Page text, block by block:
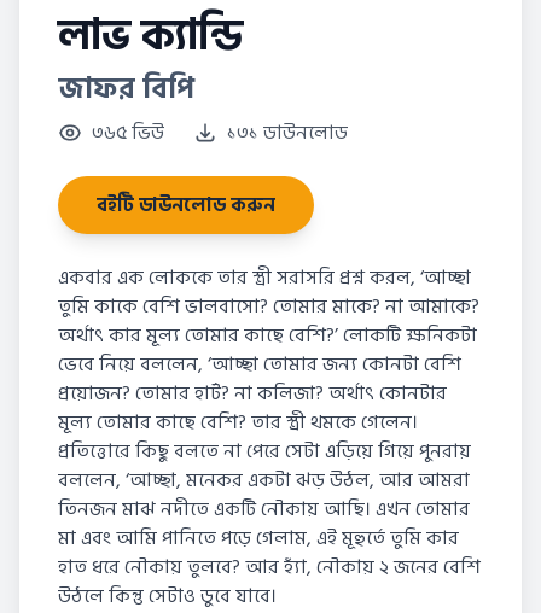
লাভ ক্যান্ডি
জাফর বিপি
৩৬৫ ভিউ ১৩১ ডাউনলোড
বইটি ডাউনলোড করুন
একবার এক লোককে তার স্ত্রী সরাসরি প্রশ্ন করল, ‘আচ্ছা
তুমি কাকে বেশি ভালবাসো? তোমার মাকে? না আমাকে?
অর্থাৎ কার মূল্য তোমার কাছে বেশি?’ লোকটি ক্ষনিকটা
ভেবে নিয়ে বললেন, ‘আচ্ছা তোমার জন্য কোনটা বেশি
প্রয়োজন? তোমার হার্ট? না কলিজা? অর্থাৎ কোনটার
মূল্য তোমার কাছে বেশি? তার স্ত্রী থমকে গেলেন।
প্রতিত্তোরে কিছু বলতে না পেরে সেটা এড়িয়ে গিয়ে পুনরায়
বললেন, ‘আচ্ছা, মনেকর একটা ঝড় উঠল, আর আমরা
তিনজন মাঝ নদীতে একটি নৌকায় আছি। এখন তোমার
মা এবং আমি পানিতে পড়ে গেলাম, এই মূহুর্তে তুমি কার
হাত ধরে নৌকায় তুলবে? আর হ্যাঁ, নৌকায় ২ জনের বেশি
উঠলে কিন্তু সেটাও ডুবে যাবে।